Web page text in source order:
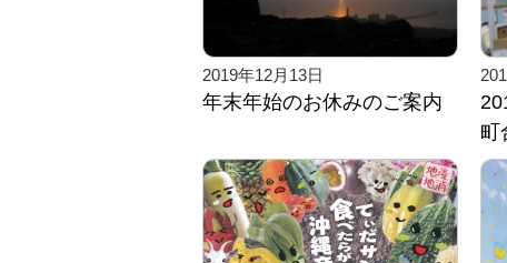
2019年12月13日
年末年始のお休みのご案内
町